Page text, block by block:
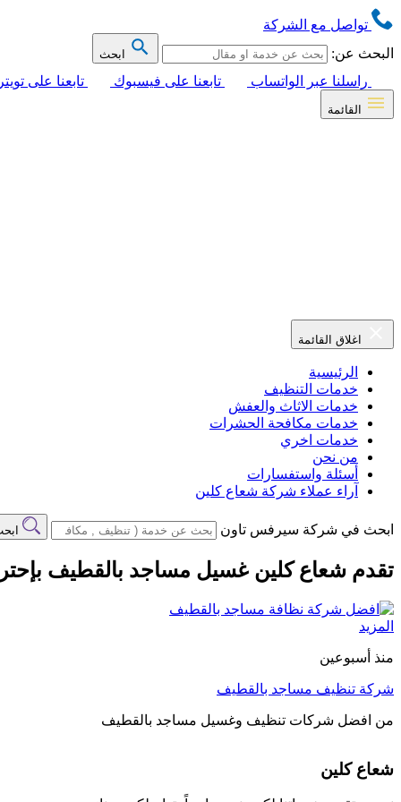
تواصل مع الشركة
البحث عن:
ابحث
راسلنا عبر الواتساب تابعنا على فيسبوك تابعنا على تويتر
القائمة
اغلاق القائمة
الرئيسية
خدمات التنظيف
خدمات الاثاث والعفش
خدمات مكافحة الحشرات
خدمات اخري
من نحن
أسئلة واستفسارات
آراء عملاء شركة شعاع كلين
ابحث في شركة سيرفس تاون
تقدم شعاع كلين غسيل مساجد بالقطيف
المزيد
منذ أسبوعين
شركة تنظيف مساجد بالقطيف
من افضل شركات تنظيف وغسيل مساجد بالقطيف
شعاع كلين